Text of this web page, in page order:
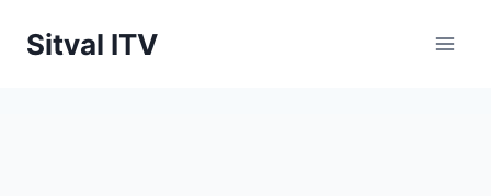
Sitval ITV